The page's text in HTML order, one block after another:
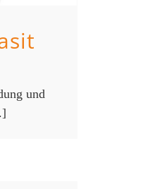
und